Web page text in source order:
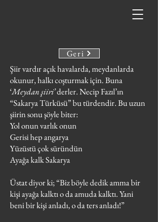
Geri
Şiir vardır açık havalarda, meydanlarda
okunur, halkı coşturmak için. Buna
‘Meydan şiiri’derler. Necip Fazıl’ın
“Sakarya Türküsü” bu türdendir. Bu uzun
şiirin sonu şöyle biter:
Yol onun varlık onun
Gerisi hep angarya
Yüzüstü çok süründün
Ayağa kalk Sakarya
Üstat diyor ki; “Biz böyle dedik amma bir
kişi ayağa kalktı o da amuda kalktı. Yani
beni bir kişi anladı, o da ters anladı!”